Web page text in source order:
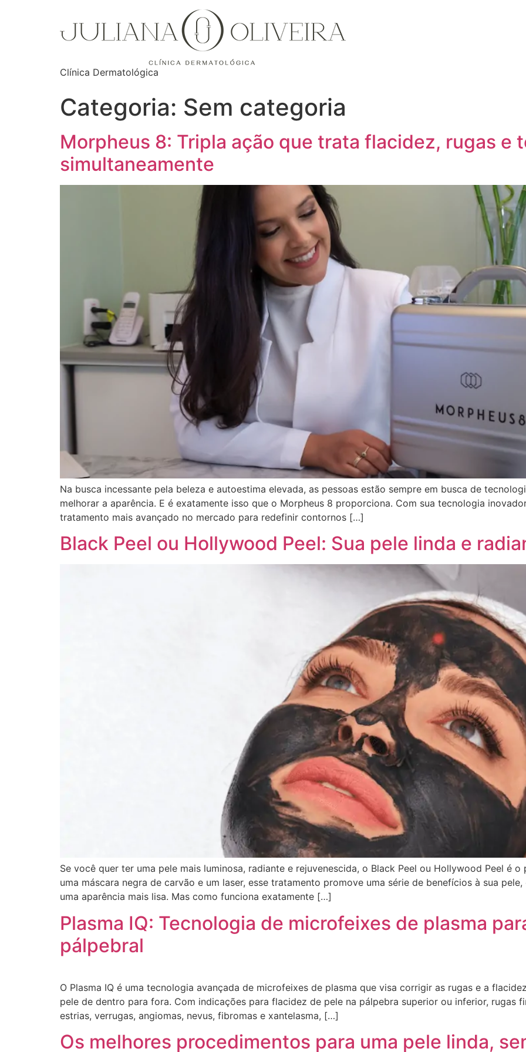
Clínica Dermatológica
Categoria: Sem categoria
Morpheus 8: Tripla ação que trata flacidez, rugas e
simultaneamente
Na busca incessante pela beleza e autoestima elevada, as pessoas estão sempre em busca de
melhorar a aparência. E é exatamente isso que o Morpheus 8 proporciona. Com sua tecnologia
tratamento mais avançado no mercado para redefinir contornos […]
Black Peel ou Hollywood Peel: Sua pele linda e
Se você quer ter uma pele mais luminosa, radiante e rejuvenescida, o Black Peel ou Hollywood Peel é
uma máscara negra de carvão e um laser, esse tratamento promove uma série de benefícios à sua
uma aparência mais lisa. Mas como funciona exatamente […]
Plasma IQ: Tecnologia de microfeixes de plasma
pálpebral
O Plasma IQ é uma tecnologia avançada de microfeixes de plasma que visa corrigir as rugas e a
pele de dentro para fora. Com indicações para flacidez de pele na pálpebra superior ou inferior, rugas
estrias, verrugas, angiomas, nevus, fibromas e xantelasma, […]
Os melhores procedimentos para uma pele linda,